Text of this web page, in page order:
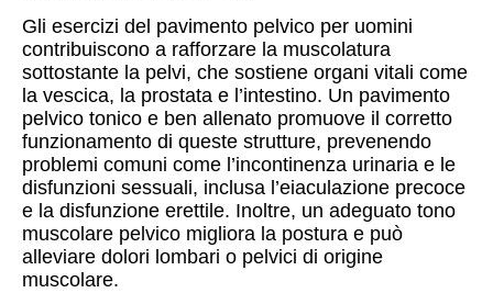
Gli esercizi del pavimento pelvico per uomini
contribuiscono a rafforzare la muscolatura
sottostante la pelvi, che sostiene organi vitali come
la vescica, la prostata e l’intestino. Un pavimento
pelvico tonico e ben allenato promuove il corretto
funzionamento di queste strutture, prevenendo
problemi comuni come l’incontinenza urinaria e le
disfunzioni sessuali, inclusa l’eiaculazione precoce
e la disfunzione erettile. Inoltre, un adeguato tono
muscolare pelvico migliora la postura e può
alleviare dolori lombari o pelvici di origine
muscolare.